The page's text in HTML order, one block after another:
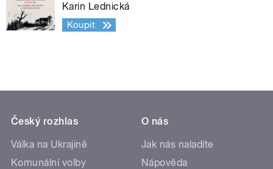
Karin Lednická
Koupit
Český rozhlas
Válka na Ukrajině
Komunální volby
O nás
Jak nás naladíte
Nápověda